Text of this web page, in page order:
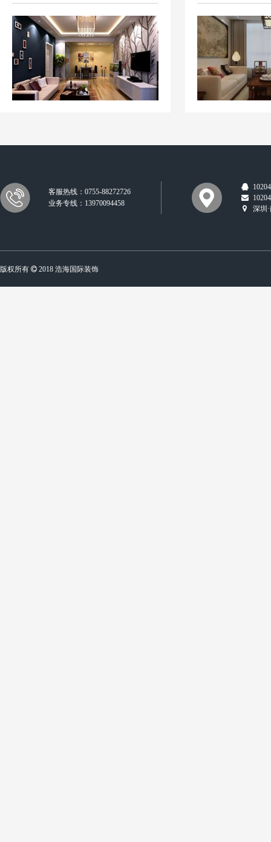
客服热线：0755-88272726
业务专线：13970094458
深圳
版权所有 2018 浩海国际装饰